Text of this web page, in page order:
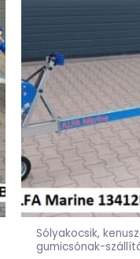
Sólyakocsik,
gumicsónak-